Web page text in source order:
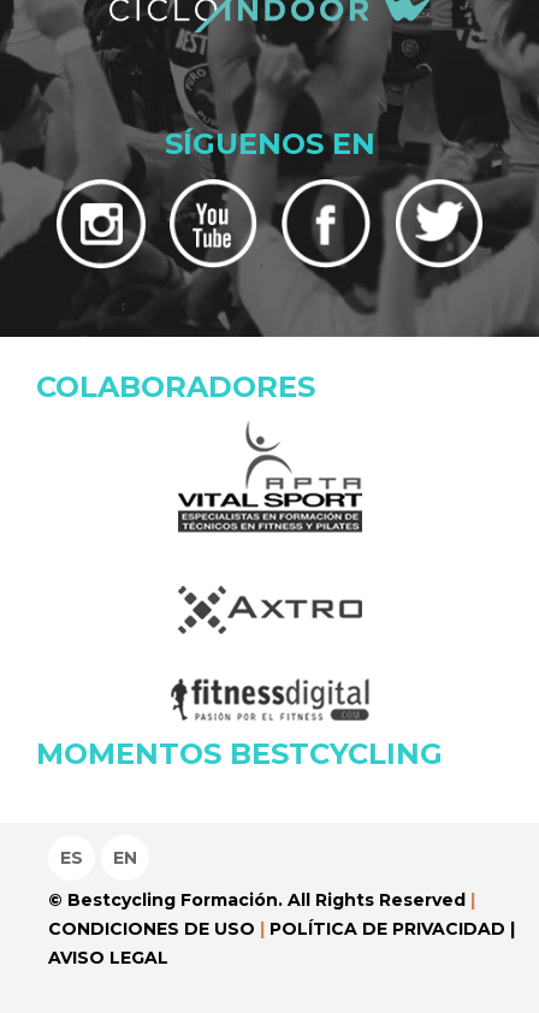
SÍGUENOS EN
COLABORADORES
MOMENTOS BESTCYCLING
ES
EN
© Bestcycling Formación. All Rights Reserved |
CONDICIONES DE USO | POLÍTICA DE PRIVACIDAD |
AVISO LEGAL